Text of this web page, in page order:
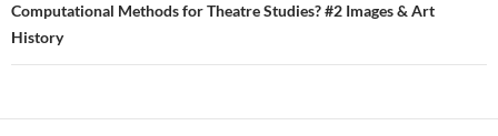
Computational Methods for Theatre Studies? #2 Images & Art
History